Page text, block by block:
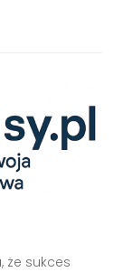
że sukces